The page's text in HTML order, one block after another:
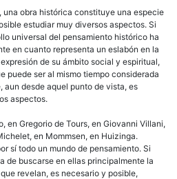
una obra histórica constituye una especie
estudiar muy diversos aspectos. Si
universal del pensamiento histórico ha
en cuanto representa un eslabón en la
de su ámbito social y espiritual,
puede ser al mismo tiempo considerada
aun desde aquel punto de vista, es
aspectos.
en Gregorio de Tours, en Giovanni Villani,
en Mommsen, en Huizinga.
sí todo un mundo de pensamiento. Si
de buscarse en ellas principalmente la
que revelan, es necesario y posible,